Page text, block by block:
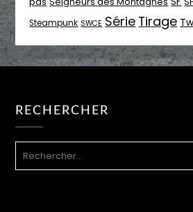
Steampunk SWCE Série Tirage
RECHERCHER